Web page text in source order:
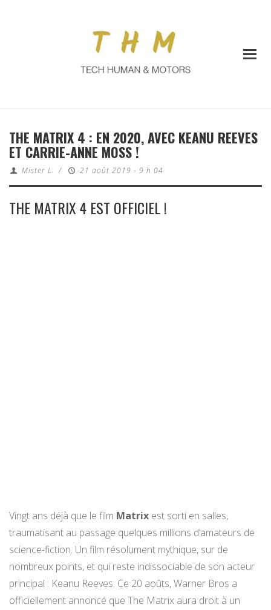
THE MATRIX 4 : EN 2020, AVEC KEANU REEVES
ET CARRIE-ANNE MOSS !
Mister L. / 21 août 2019 - 9 h 04
THE MATRIX 4 EST OFFICIEL !
Vingt ans déjà que le film Matrix est sorti en salles,
traumatisant au passage quelques millions d’amateurs de
science-fiction. Un film résolument mythique, sur de
nombreux points, et qui reste indissociable de son acteur
principal : Keanu Reeves. Ce 20 aoûts, Warner Bros a
officiellement annoncé que The Matrix aura droit à un